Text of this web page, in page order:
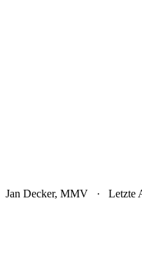
Jan Decker, MMV · Letzte